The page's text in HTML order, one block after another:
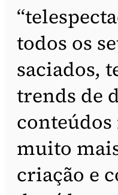
todos os
saciados,
trends de
muito
criação e